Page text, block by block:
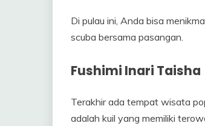
Di pulau ini, Anda bisa
scuba bersama pasangan.
Fushimi Inari Taisha
Terakhir ada tempat wisata
adalah kuil yang memiliki